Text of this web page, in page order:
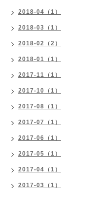
2018-04（1）
2018-03（1）
2018-02（2）
2018-01（1）
2017-11（1）
2017-10（1）
2017-08（1）
2017-07（1）
2017-06（1）
2017-05（1）
2017-04（1）
2017-03（1）